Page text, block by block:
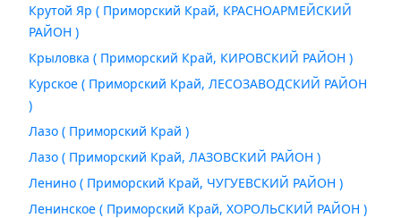
Крутой Яр ( Приморский Край, КРАСНОАРМЕЙСКИЙ
РАЙОН )
Крыловка ( Приморский Край, КИРОВСКИЙ РАЙОН )
Курское ( Приморский Край, ЛЕСОЗАВОДСКИЙ РАЙОН
)
Лазо ( Приморский Край )
Лазо ( Приморский Край, ЛАЗОВСКИЙ РАЙОН )
Ленино ( Приморский Край, ЧУГУЕВСКИЙ РАЙОН )
Ленинское ( Приморский Край, ХОРОЛЬСКИЙ РАЙОН )